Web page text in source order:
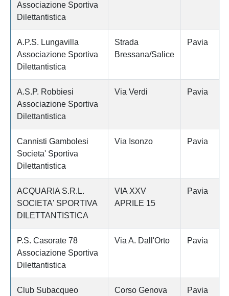
Associazione Sportiva
Dilettantistica
A.P.S. Lungavilla
Associazione Sportiva
Dilettantistica
Strada
Bressana/Salice
Pavia
A.S.P. Robbiesi
Associazione Sportiva
Dilettantistica
Via Verdi Pavia
Cannisti Gambolesi
Societa' Sportiva
Dilettantistica
Via Isonzo Pavia
ACQUARIA S.R.L.
SOCIETA' SPORTIVA
DILETTANTISTICA
VIA XXV
APRILE 15
Pavia
P.S. Casorate 78
Associazione Sportiva
Dilettantistica
Via A. Dall'Orto Pavia
Club Subacqueo
Corso Genova Pavia